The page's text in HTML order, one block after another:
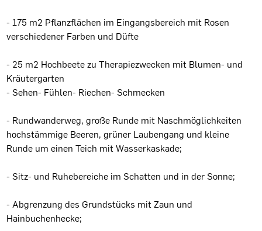
- 175 m2 Pflanzflächen im Eingangsbereich mit Rosen
verschiedener Farben und Düfte
- 25 m2 Hochbeete zu Therapiezwecken mit Blumen- und
Kräutergarten
- Sehen- Fühlen- Riechen- Schmecken
- Rundwanderweg, große Runde mit Naschmöglichkeiten
hochstämmige Beeren, grüner Laubengang und kleine
Runde um einen Teich mit Wasserkaskade;
- Sitz- und Ruhebereiche im Schatten und in der Sonne;
- Abgrenzung des Grundstücks mit Zaun und
Hainbuchenhecke;